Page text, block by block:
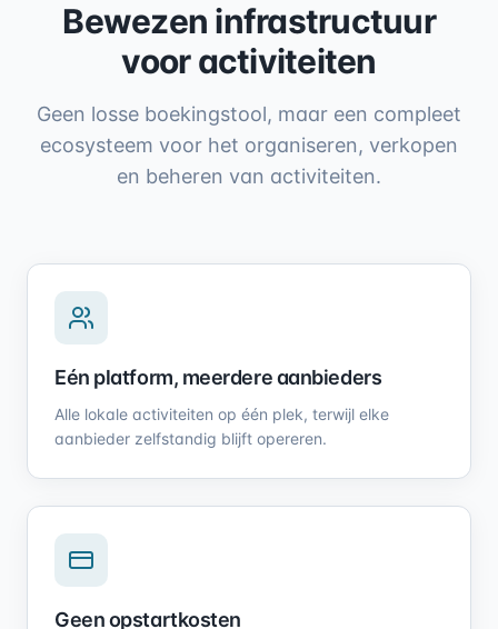
Bewezen infrastructuur
voor activiteiten
Geen losse boekingstool, maar een compleet
ecosysteem voor het organiseren, verkopen
en beheren van activiteiten.
Eén platform, meerdere aanbieders
Alle lokale activiteiten op één plek, terwijl elke
aanbieder zelfstandig blijft opereren.
Geen opstartkosten